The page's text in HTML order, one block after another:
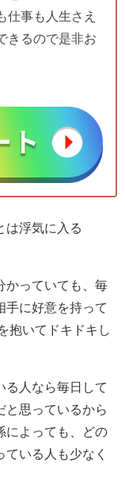
仕事も人生さえ
きるので是非お
は浮気に入る
かっていても、毎
手に好意を持って
抱いてドキドキし
る人なら毎日して
と思っているから
によっても、どの
いる人も少なく